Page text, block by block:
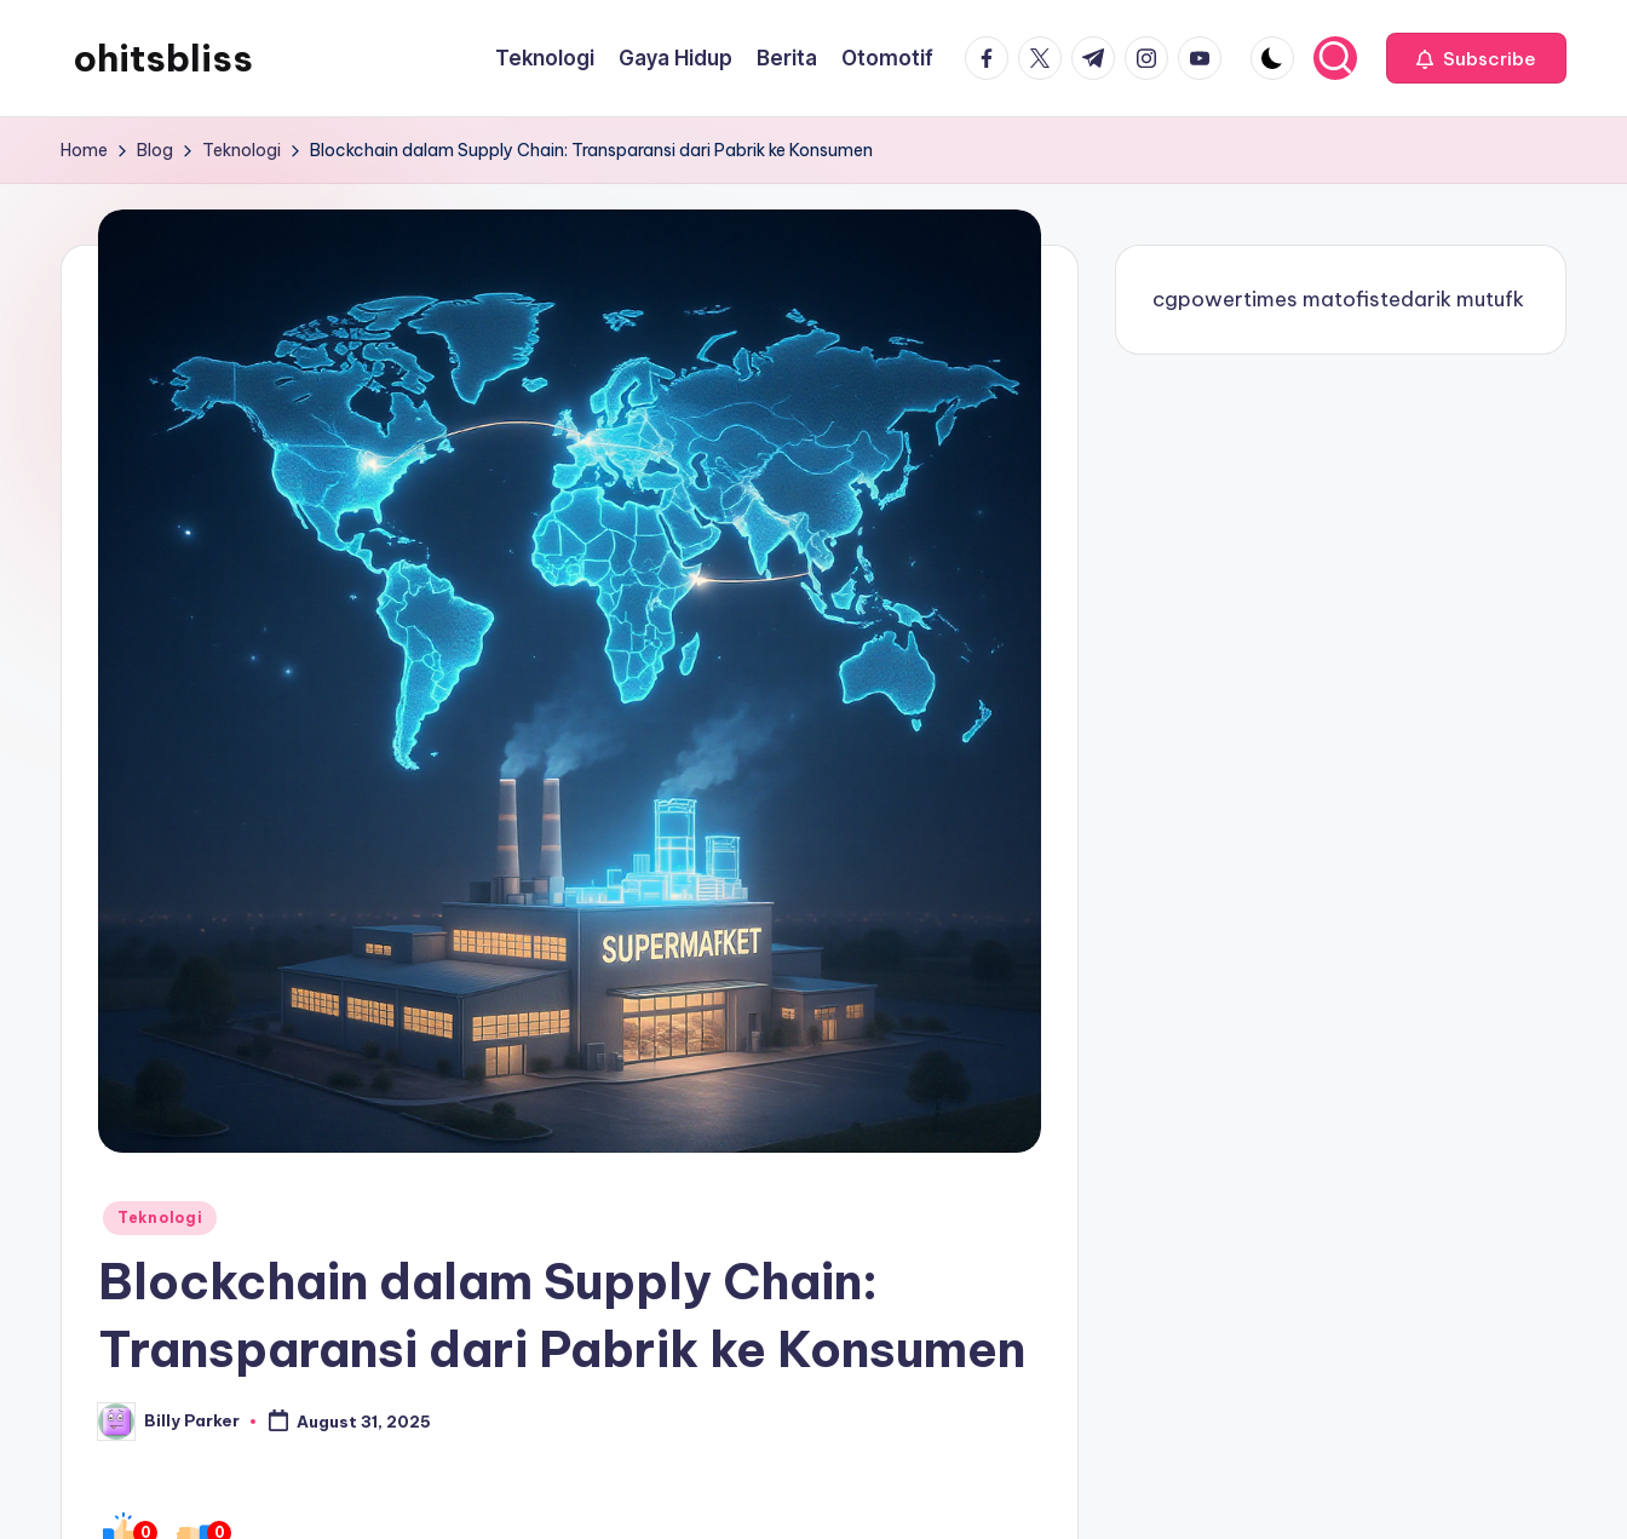
ohitsbliss Teknologi Gaya Hidup Berita Otomotif facebook.com
twitter.com
t.me instagram.com
youtube.com Subscribe
Home Blog Teknologi Blockchain dalam Supply Chain: Transparansi dari Pabrik ke Konsumen
Posted
Teknologi
Blockchain dalam Supply Chain:
Transparansi dari Pabrik ke Konsumen
Posted
by
Billy Parker August 31, 2025
0 0
cgpowertimes matofistedarik mutufk